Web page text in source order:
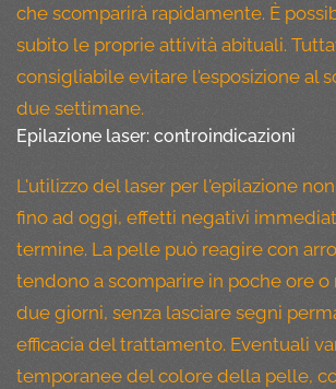
che scomparirà rapidamente. È
subito le proprie attività abituali.
consigliabile evitare l'esposizione al
due settimane.
Epilazione laser: controindicazioni
L'utilizzo del laser per l'epilazione
fino ad oggi, effetti negativi
termine. La pelle può reagire con
tendono a scomparire in poche ore
due giorni, senza lasciare segni
efficacia del trattamento. Eventuali
temporanee del colore della pelle,